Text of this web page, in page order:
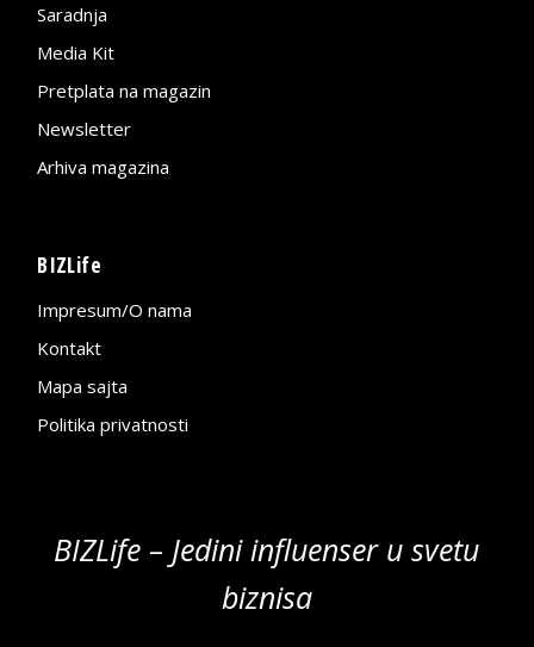
Saradnja
Media Kit
Pretplata na magazin
Newsletter
Arhiva magazina
BIZLife
Impresum/O nama
Kontakt
Mapa sajta
Politika privatnosti
BIZLife – Jedini influenser u svetu
biznisa